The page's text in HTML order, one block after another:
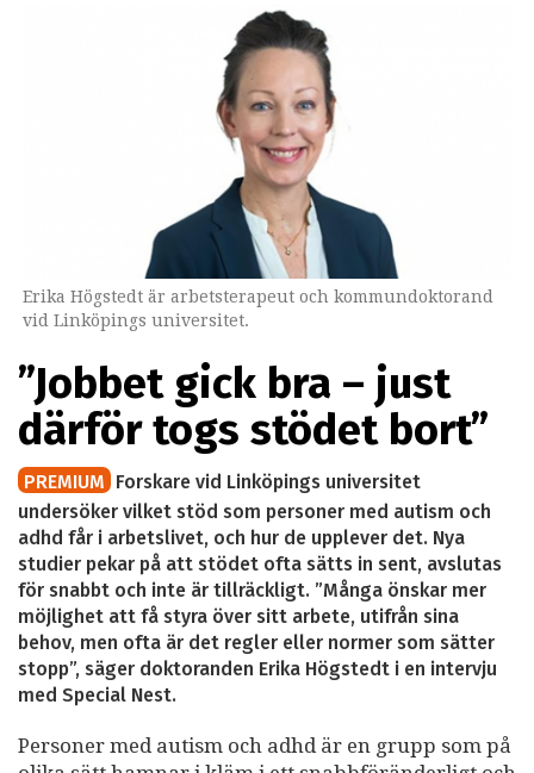
Erika Högstedt är arbetsterapeut och kommundoktorand
vid Linköpings universitet.
”Jobbet gick bra – just
därför togs stödet bort”
PREMIUM Forskare vid Linköpings universitet
undersöker vilket stöd som personer med autism och
adhd får i arbetslivet, och hur de upplever det. Nya
studier pekar på att stödet ofta sätts in sent, avslutas
för snabbt och inte är tillräckligt. ”Många önskar mer
möjlighet att få styra över sitt arbete, utifrån sina
behov, men ofta är det regler eller normer som sätter
stopp”, säger doktoranden Erika Högstedt i en intervju
med Special Nest.
Personer med autism och adhd är en grupp som på